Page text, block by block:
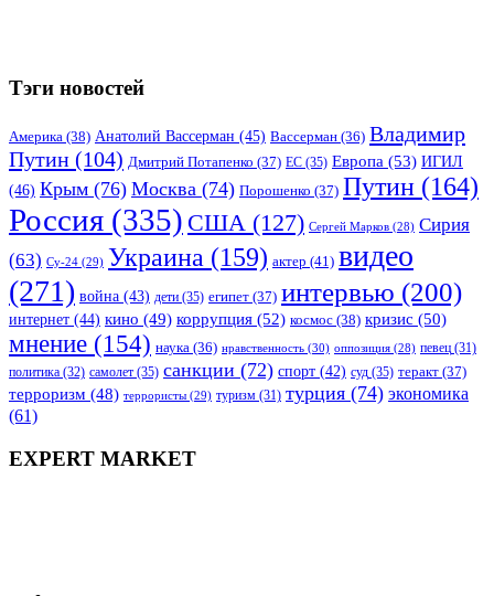
Тэги новостей
Америка (38) Анатолий Вассерман (45) Вассерман (36) Владимир
Путин (104) Дмитрий Потапенко (37) ЕС (35) Европа (53) ИГИЛ
(46) Крым (76) Москва (74) Порошенко (37) Путин (164)
Россия (335) США (127) Сергей Марков (28) Сирия
(63) Су-24 (29) Украина (159) актер (41) видео
(271) война (43) дети (35) египет (37) интервью (200)
интернет (44) кино (49) коррупция (52) космос (38) кризис (50)
мнение (154) наука (36) нравственность (30) оппозиция (28) певец (31)
политика (32) самолет (35) санкции (72) спорт (42) суд (35) теракт (37)
терроризм (48) террористы (29) туризм (31) турция (74) экономика
(61)
EXPERT MARKET